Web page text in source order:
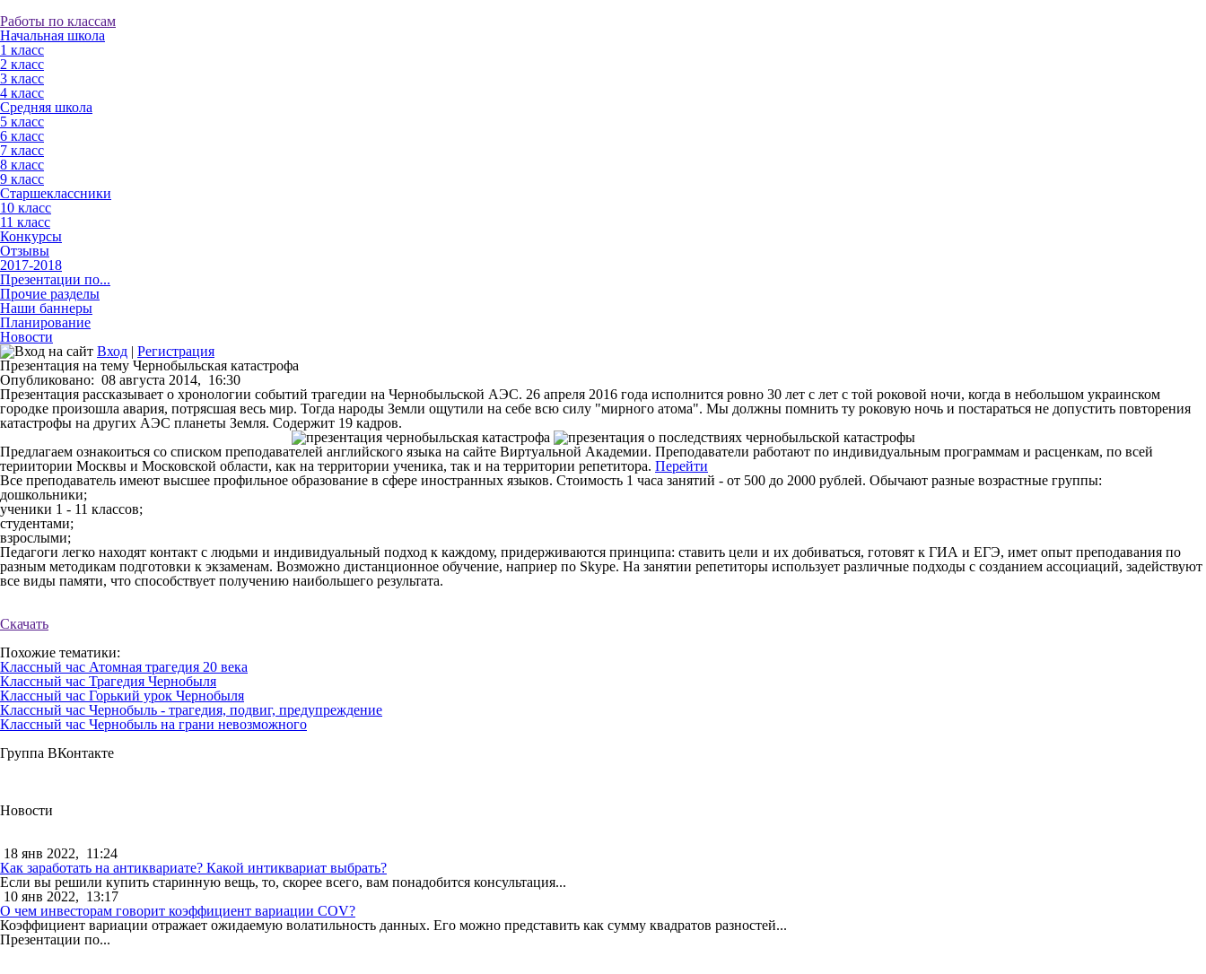
Работы по классам
Начальная школа
1 класс
2 класс
3 класс
4 класс
Средняя школа
5 класс
6 класс
7 класс
8 класс
9 класс
Старшеклассники
10 класс
11 класс
Конкурсы
Отзывы
2017-2018
Презентации по...
Прочие разделы
Наши баннеры
Планирование
Новости
Вход | Регистрация
Презентация на тему Чернобыльская катастрофа
Опубликовано: 08 августа 2014, 16:30
Презентация рассказывает о хронологии событий трагедии на Чернобыльской АЭС. 26 апреля 2016 года исполнится ровно 30 лет с лет с той роковой ночи, когда в небольшом украинском
городке произошла авария, потрясшая весь мир. Тогда народы Земли ощутили на себе всю силу "мирного атома". Мы должны помнить ту роковую ночь и постараться не допустить повторения
катастрофы на других АЭС планеты Земля. Содержит 19 кадров.
Предлагаем ознакоиться со списком преподавателей английского языка на сайте Виртуальной Академии. Преподаватели работают по индивидуальным программам и расценкам, по всей
териитории Москвы и Московской области, как на территории ученика, так и на территории репетитора. Перейти
Все преподаватель имеют высшее профильное образование в сфере иностранных языков. Стоимость 1 часа занятий - от 500 до 2000 рублей. Обычают разные возрастные группы:
дошкольники;
ученики 1 - 11 классов;
студентами;
взрослыми;
Педагоги легко находят контакт с людьми и индивидуальный подход к каждому, придерживаются принципа: ставить цели и их добиваться, готовят к ГИА и ЕГЭ, имет опыт преподавания по
разным методикам подготовки к экзаменам. Возможно дистанционное обучение, наприер по Skype. На занятии репетиторы использует различные подходы с созданием ассоциаций, задействуют
все виды памяти, что способствует получению наибольшего результата.
Скачать
Похожие тематики:
Классный час Атомная трагедия 20 века
Классный час Трагедия Чернобыля
Классный час Горький урок Чернобыля
Классный час Чернобыль - трагедия, подвиг, предупреждение
Классный час Чернобыль на грани невозможного
Группа ВКонтакте
Новости
18 янв 2022, 11:24
Как заработать на антиквариате? Какой интиквариат выбрать?
Если вы решили купить старинную вещь, то, скорее всего, вам понадобится консультация...
10 янв 2022, 13:17
О чем инвесторам говорит коэффициент вариации COV?
Коэффициент вариации отражает ожидаемую волатильность данных. Его можно представить как сумму квадратов разностей...
Презентации по...